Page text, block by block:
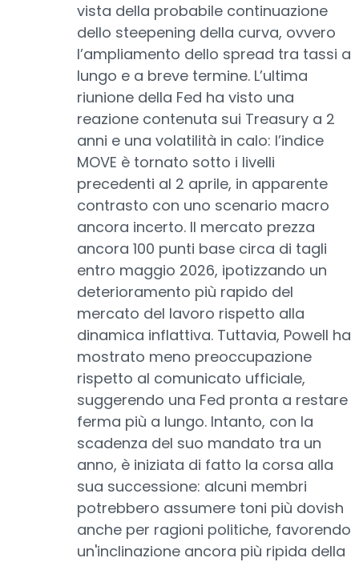
vista della probabile continuazione
dello steepening della curva, ovvero
l’ampliamento dello spread tra tassi a
lungo e a breve termine. L’ultima
riunione della Fed ha visto una
reazione contenuta sui Treasury a 2
anni e una volatilità in calo: l’indice
MOVE è tornato sotto i livelli
precedenti al 2 aprile, in apparente
contrasto con uno scenario macro
ancora incerto. Il mercato prezza
ancora 100 punti base circa di tagli
entro maggio 2026, ipotizzando un
deterioramento più rapido del
mercato del lavoro rispetto alla
dinamica inflattiva. Tuttavia, Powell ha
mostrato meno preoccupazione
rispetto al comunicato ufficiale,
suggerendo una Fed pronta a restare
ferma più a lungo. Intanto, con la
scadenza del suo mandato tra un
anno, è iniziata di fatto la corsa alla
sua successione: alcuni membri
potrebbero assumere toni più dovish
anche per ragioni politiche, favorendo
un'inclinazione ancora più ripida della